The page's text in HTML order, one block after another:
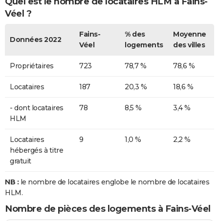
Véel ?
Données 2022
Fains-
Véel
% des
logements
Moyenne
des villes
Propriétaires 723 78,7 % 78,6 %
Locataires 187 20,3 % 18,6 %
- dont locataires
HLM
78 8,5 % 3,4 %
Locataires
hébergés à titre
gratuit
9 1,0 % 2,2 %
NB : le nombre de locataires englobe le nombre de locataires
HLM.
Nombre de pièces des logements à Fains-Véel